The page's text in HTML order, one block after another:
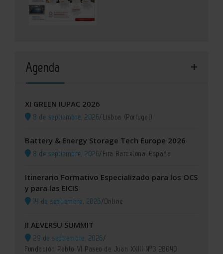
Agenda
XI GREEN IUPAC 2026
8 de septiembre, 2026/Lisboa (Portugal)
Battery & Energy Storage Tech Europe 2026
8 de septiembre, 2026/Fira Barcelona, España
Itinerario Formativo Especializado para los OCS
y para las EICIS
14 de septiembre, 2026/Online
II AEVERSU SUMMIT
29 de septiembre, 2026/
Fundación Pablo VI Paseo de Juan XXIII Nº3 28040